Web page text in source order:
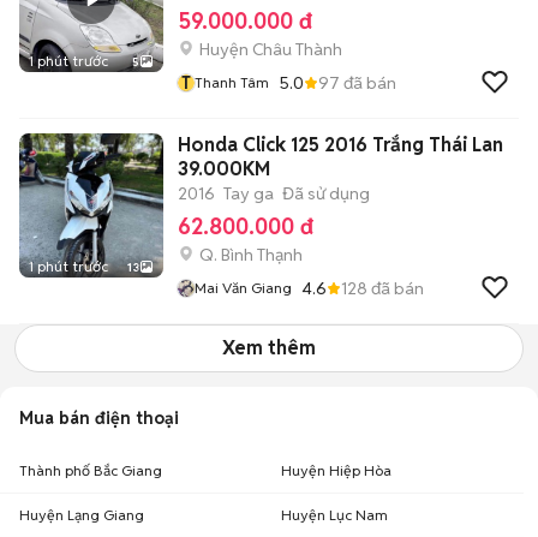
1 phút trước 5
59.000.000 đ
Huyện Châu Thành
T Thanh Tâm 5.0 97 đã bán
1 phút trước 13
Honda Click 125 2016 Trắng Thái Lan
39.000KM
2016 Tay ga Đã sử dụng
62.800.000 đ
Q. Bình Thạnh
Mai Văn Giang 4.6 128 đã bán
Xem thêm
Mua bán điện thoại
Thành phố Bắc Giang Huyện Hiệp Hòa
Huyện Lạng Giang Huyện Lục Nam